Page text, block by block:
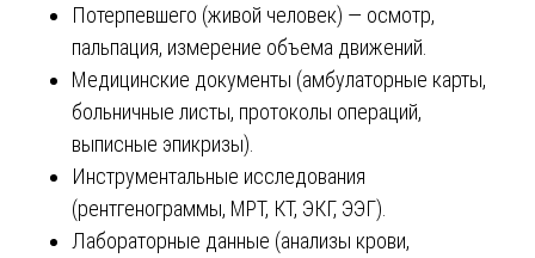
Потерпевшего (живой человек) — осмотр,
пальпация, измерение объема движений.
Медицинские документы (амбулаторные карты,
больничные листы, протоколы операций,
выписные эпикризы).
Инструментальные исследования
(рентгенограммы, МРТ, КТ, ЭКГ, ЭЭГ).
Лабораторные данные (анализы крови,